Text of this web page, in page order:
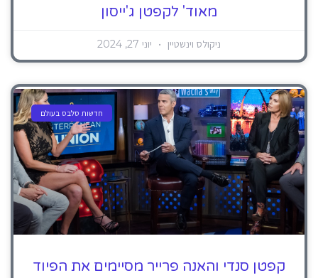
מאוד' לקפטן ג'ייסון
ניקולס וינשטיין יוני 27, 2024
חדשות סלבס בעולם
קפטן סנדי והאנה פרייר מסיימים את הפיוד